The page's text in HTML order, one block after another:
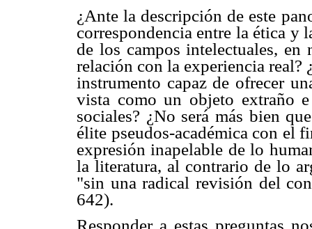
¿Ante la descripción de este
correspondencia entre la ética y
de los campos intelectuales, en
relación con la experiencia real?
instrumento capaz de ofrecer
vista como un objeto extraño
sociales? ¿No será más bien
élite pseudos-académica con el
expresión inapelable de lo
la literatura, al contrario de lo
"sin una radical revisión del
642).